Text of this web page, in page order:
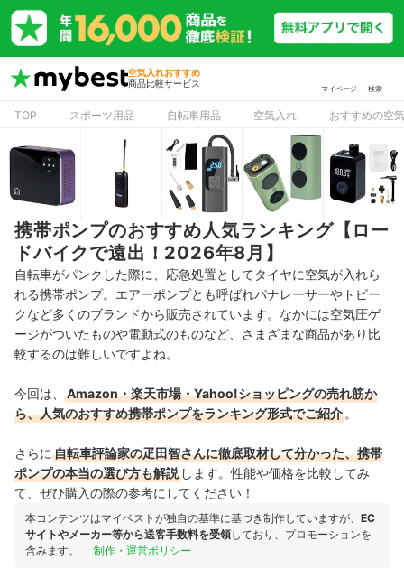
空気入れおすすめ
商品比較サービス
マイページ 検索
TOP スポーツ用品 自転車用品 空気入れ おすすめの空
携帯ポンプのおすすめ人気ランキング【ロー
ドバイクで遠出！2026年8月】
自転車がパンクした際に、応急処置としてタイヤに空気が入れら
れる携帯ポンプ。エアーポンプとも呼ばれパナレーサーやトピー
クなど多くのブランドから販売されています。なかには空気圧ゲ
ージがついたものや電動式のものなど、さ まざまな商品があり比
較するのは難しいですよね。
今回は、
Amazon・楽天市場・Yahoo!ショッピングの売れ筋か
ら、人気のおすすめ携帯ポンプをランキング形式でご紹介 。
さらに 自転車評論家の疋田智さんに徹底取材して分かった、携帯
ポンプの本当の選び方も解説 します。性能や価格を比較してみ
て、ぜひ購入の際の参考にしてください！
本コンテンツはマイベストが独自の基準に基づき制作していますが、 EC
サイトやメーカー等から送客手数料を受領しており、プロモーションを
含みます。
制作・運営ポリシー